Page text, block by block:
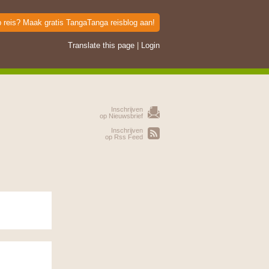
reis? Maak gratis TangaTanga reisblog aan!
Translate this page Login
Inschrijven
op Nieuwsbrief
Inschrijven
op Rss Feed